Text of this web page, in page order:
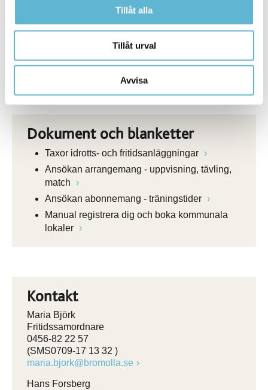
Tillåt alla
Tillåt urval
Avvisa
arrangemang/matcher/cuper lämpar sig bra. Hallen har
även en del utrustning för gymnastik.
Infomation och bokning av hallen via Interbook
Dokument och blanketter
Taxor idrotts- och fritidsanläggningar
Ansökan arrangemang - uppvisning, tävling,
match
Ansökan abonnemang - träningstider
Manual registrera dig och boka kommunala
lokaler
Kontakt
Maria Björk
Fritidssamordnare
0456-82 22 57
(SMS0709-17 13 32 )
maria.bjork@bromolla.se
Hans Forsberg